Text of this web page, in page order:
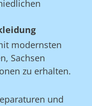
modernsten
Sachsen
zu erhalten.
und